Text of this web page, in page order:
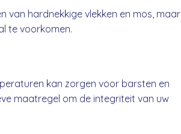
van hardnekkige vlekken en mos, maar
te voorkomen.
kan zorgen voor barsten en
maatregel om de integriteit van uw